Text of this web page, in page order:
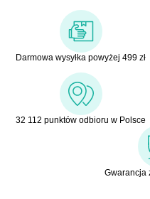
Darmowa wysyłka powyżej 499 zł
32 112 punktów odbioru w Polsce
Gwarancja